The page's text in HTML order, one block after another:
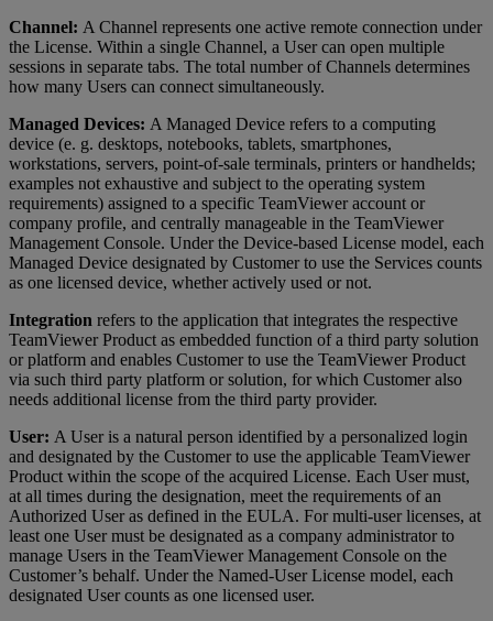
Channel: A Channel represents one active remote connection under
the License. Within a single Channel, a User can open multiple
sessions in separate tabs. The total number of Channels determines
how many Users can connect simultaneously.
Managed Devices: A Managed Device refers to a computing
device (e. g. desktops, notebooks, tablets, smartphones,
workstations, servers, point-of-sale terminals, printers or handhelds;
examples not exhaustive and subject to the operating system
requirements) assigned to a specific TeamViewer account or
company profile, and centrally manageable in the TeamViewer
Management Console. Under the Device-based License model, each
Managed Device designated by Customer to use the Services counts
as one licensed device, whether actively used or not.
Integration refers to the application that integrates the respective
TeamViewer Product as embedded function of a third party solution
or platform and enables Customer to use the TeamViewer Product
via such third party platform or solution, for which Customer also
needs additional license from the third party provider.
User: A User is a natural person identified by a personalized login
and designated by the Customer to use the applicable TeamViewer
Product within the scope of the acquired License. Each User must,
at all times during the designation, meet the requirements of an
Authorized User as defined in the EULA. For multi-user licenses, at
least one User must be designated as a company administrator to
manage Users in the TeamViewer Management Console on the
Customer’s behalf. Under the Named-User License model, each
designated User counts as one licensed user.